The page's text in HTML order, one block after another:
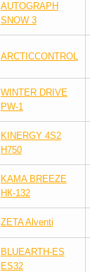
AUTOGRAPH
SNOW 3
ARCTICCONTROL
WINTER DRIVE
PW-1
KINERGY 4S2
H750
KAMA BREEZE
НК-132
ZETA Alventi
BLUEARTH-ES
ES32